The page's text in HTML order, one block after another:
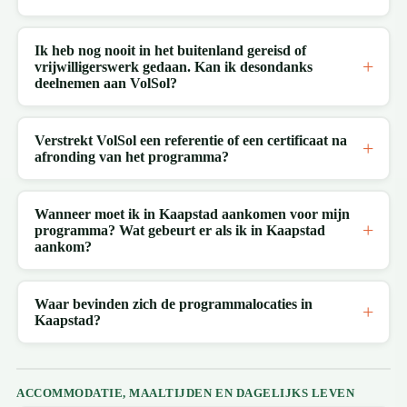
Ik heb nog nooit in het buitenland gereisd of
vrijwilligerswerk gedaan. Kan ik desondanks
deelnemen aan VolSol?
Verstrekt VolSol een referentie of een certificaat na
afronding van het programma?
Wanneer moet ik in Kaapstad aankomen voor mijn
programma? Wat gebeurt er als ik in Kaapstad
aankom?
Waar bevinden zich de programmalocaties in
Kaapstad?
ACCOMMODATIE, MAALTIJDEN EN DAGELIJKS LEVEN